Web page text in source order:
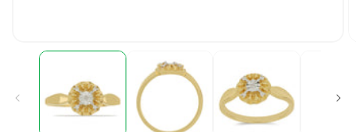
médiafájl
modális
párbeszédpanelen